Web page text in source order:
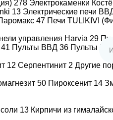
278 Электрокаменки
13 Электрические печи
47 Печи TULIKIVI
управления Harvia 29
41 Пульты ВВД 36 Пульты
12 Серпентинит 2 Другие
50 Пироксенит 14
13 Кирпичи из